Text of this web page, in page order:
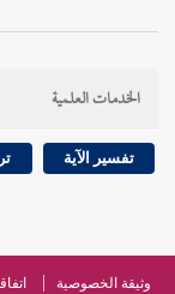
الخدمات العلمية
تفسير الآية
وثيقة الخصوصية